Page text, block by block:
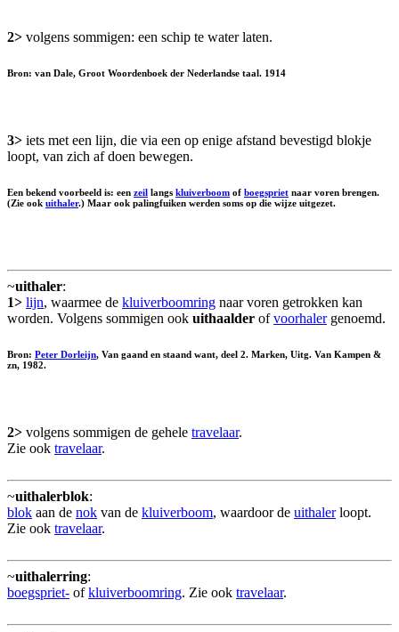
2> volgens sommigen: een schip te water laten.
Bron: van Dale, Groot Woordenboek der Nederlandse taal. 1914
3> iets met een lijn, die via een op enige afstand bevestigd blokje
loopt, van zich af doen bewegen.
Een bekend voorbeeld is: een zeil langs kluiverboom of boegspriet naar voren brengen.
(Zie ook uithaler.) Maar ook palingfuiken werden soms op die wijze uitgezet.
~uithaler:
1> lijn, waarmee de kluiverboomring naar voren getrokken kan
worden. Volgens sommigen ook uithaalder ofvoorhalergenoemd.
Bron: Peter Dorleijn, Van gaand en staand want, deel 2. Marken, Uitg. Van Kampen &
zn, 1982.
2> volgens sommigen de gehele travelaar.
Zie ook travelaar.
~uithalerblok:
blok aan de nok van de kluiverboom, waardoor de uithalerloopt.
Zie ook travelaar.
~uithalerring:
boegspriet- ofkluiverboomring. Zie ook travelaar.